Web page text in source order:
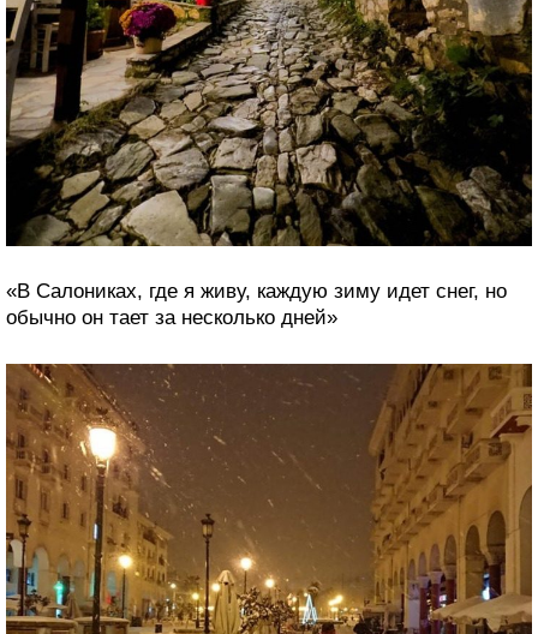
«В Салониках, где я живу, каждую зиму идет снег, но
обычно он тает за несколько дней»